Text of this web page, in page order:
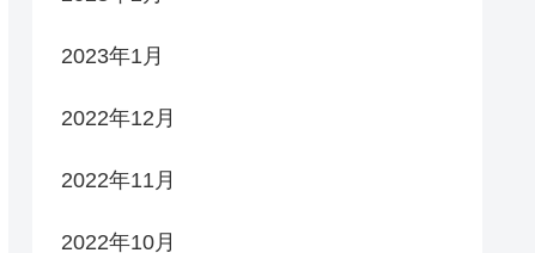
2023年1月
2022年12月
2022年11月
2022年10月